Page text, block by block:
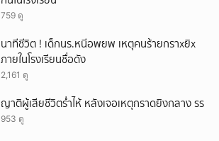
759 ดู
นาทีชีวิต ! เด็กนร.หนีอพยพ เหตุคนร้ายกราxยิx
ภายในโรงเรียนชื่อดัง
2,161 ดู
ญาติผู้เสียชีวิตร่ำไห้ หลังเจอเหตุกราดยิงกลาง รร
953 ดู